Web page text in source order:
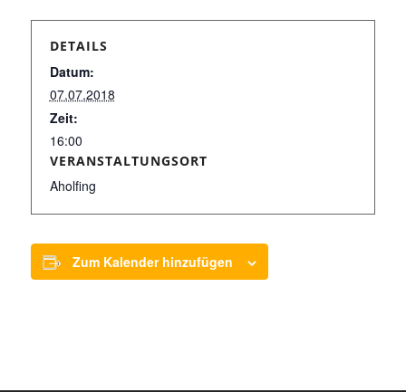
DETAILS
Datum:
07.07.2018
Zeit:
16:00
VERANSTALTUNGSORT
Aholfing
Zum Kalender hinzufügen